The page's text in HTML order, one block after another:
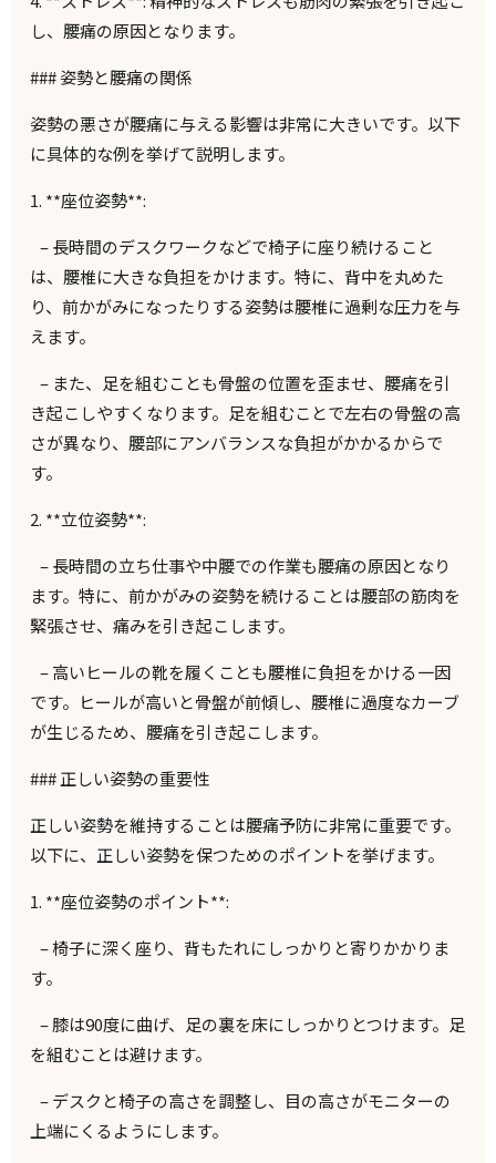
し、腰痛の原因となります。
###姿勢と腰痛の関係
姿勢の悪さが腰痛に与える影響は非常に大きいです。以下
に具体的な例を挙げて説明します。
1. **座位姿勢**:
–長時間のデスクワークなどで椅子に座り続けること
は、腰椎に大きな負担をかけます。特に、背中を丸めた
り、前かがみになったりする姿勢は腰椎に過剰な圧力を与
えます。
– また、足を組むことも骨盤の位置を歪ませ、腰痛を引
き起こしやすくなります。足を組むことで左右の骨盤の高
さが異なり、腰部にアンバランスな負担がかかるからで
す。
2. **立位姿勢**:
–長時間の立ち仕事や中腰での作業も腰痛の原因となり
ます。特に、前かがみの姿勢を続けることは腰部の筋肉を
緊張させ、痛みを引き起こします。
–高いヒールの靴を履くことも腰椎に負担をかける一因
です。ヒールが高いと骨盤が前傾し、腰椎に過度なカーブ
が生じるため、腰痛を引き起こします。
###正しい姿勢の重要性
正しい姿勢を維持することは腰痛予防に非常に重要です。
以下に、正しい姿勢を保つためのポイントを挙げます。
1. **座位姿勢のポイント**:
–椅子に深く座り、背もたれにしっかりと寄りかかりま
す。
–膝は90度に曲げ、足の裏を床にしっかりとつけます。足
を組むことは避けます。
–デスクと椅子の高さを調整し、目の高さがモニターの
上端にくるようにします。